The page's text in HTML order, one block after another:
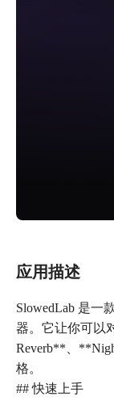
应用描述
SlowedLab 是一
器。它让你可以
Reverb**、
格。
## 快速上手